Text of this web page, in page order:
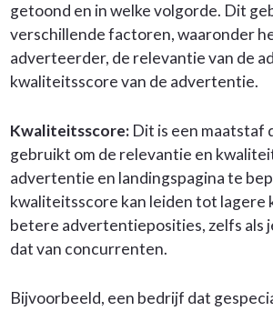
getoond en in welke volgorde. Dit
verschillende factoren, waaronder
adverteerder, de relevantie van de
kwaliteitsscore van de advertentie.
Kwaliteitsscore:Dit is een maatstaf
gebruikt om de relevantie en
advertentie en landingspagina te
kwaliteitsscore kan leiden tot lagere
betere advertentieposities, zelfs als
dat van concurrenten.
Bijvoorbeeld, een bedrijf dat